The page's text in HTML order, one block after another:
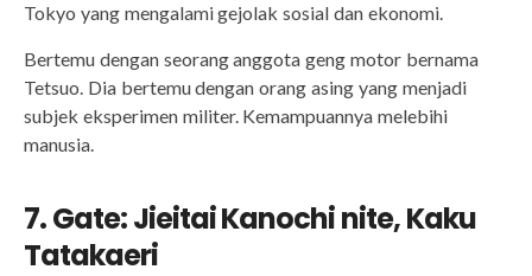
Tokyo yang mengalami gejolak sosial dan ekonomi.
Bertemu dengan seorang anggota geng motor bernama
Tetsuo. Dia bertemu dengan orang asing yang menjadi
subjek eksperimen militer. Kemampuannya melebihi
manusia.
7. Gate: Jieitai Kanochi nite, Kaku
Tatakaeri